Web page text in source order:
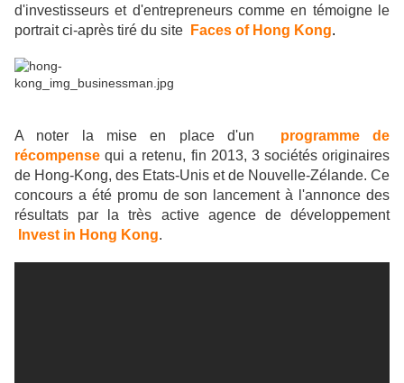
d'investisseurs et d'entrepreneurs comme en témoigne le
portrait ci-après tiré du site
Faces of Hong Kong.
A noter la mise en place d'un
programme de
récompense qui a retenu, fin 2013, 3 sociétés originaires
de Hong-Kong, des Etats-Unis et de Nouvelle-Zélande. Ce
concours a été promu de son lancement à l'annonce des
résultats par la très active agence de développement
Invest in Hong Kong.